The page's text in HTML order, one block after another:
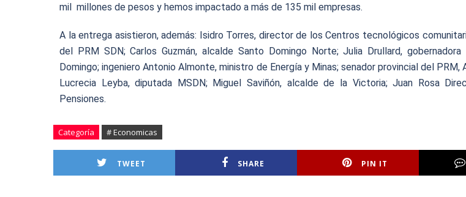
mil millones de pesos y hemos impactado a más de 135 mil empresas.
A la entrega asistieron, además: Isidro Torres, director de los Centros tecnológicos
del PRM SDN; Carlos Guzmán, alcalde Santo Domingo Norte; Julia Drullard, gobernadora
Domingo; ingeniero Antonio Almonte, ministro de Energía y Minas; senador provincial del PRM,
Lucrecia Leyba, diputada MSDN; Miguel Saviñón, alcalde de la Victoria; Juan Rosa
Pensiones.
Categoría # Economicas
TWEET SHARE PIN IT